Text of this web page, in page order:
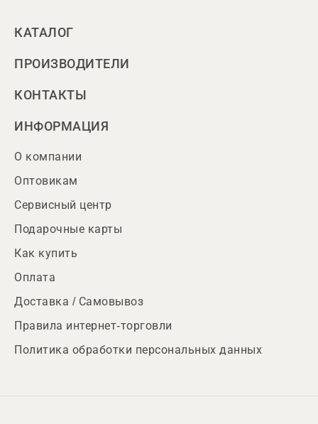
КАТАЛОГ
ПРОИЗВОДИТЕЛИ
КОНТАКТЫ
ИНФОРМАЦИЯ
О компании
Оптовикам
Сервисный центр
Подарочные карты
Как купить
Оплата
Доставка / Самовывоз
Правила интернет-торговли
Политика обработки персональных данных